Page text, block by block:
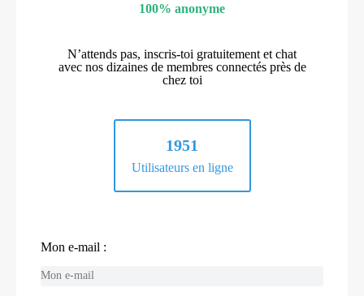
100% anonyme
N’attends pas, inscris-toi gratuitement et chat
avec nos dizaines de membres connectés près de
chez toi
1951
Utilisateurs en ligne
Mon e-mail :